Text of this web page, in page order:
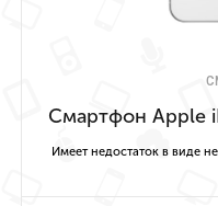
Имеет недостаток в виде